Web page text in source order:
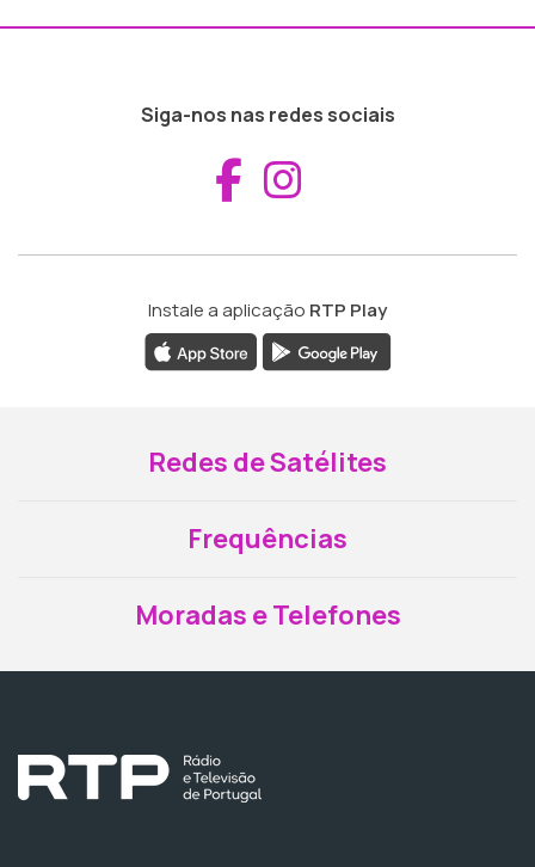
Siga-nos nas redes sociais
Aceder ao
Instale a aplicação RTP Play
Redes de Satélites
Frequências
Moradas e Telefones